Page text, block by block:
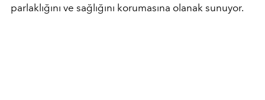
parlaklığını ve sağlığını korumasına olanak sunuyor.